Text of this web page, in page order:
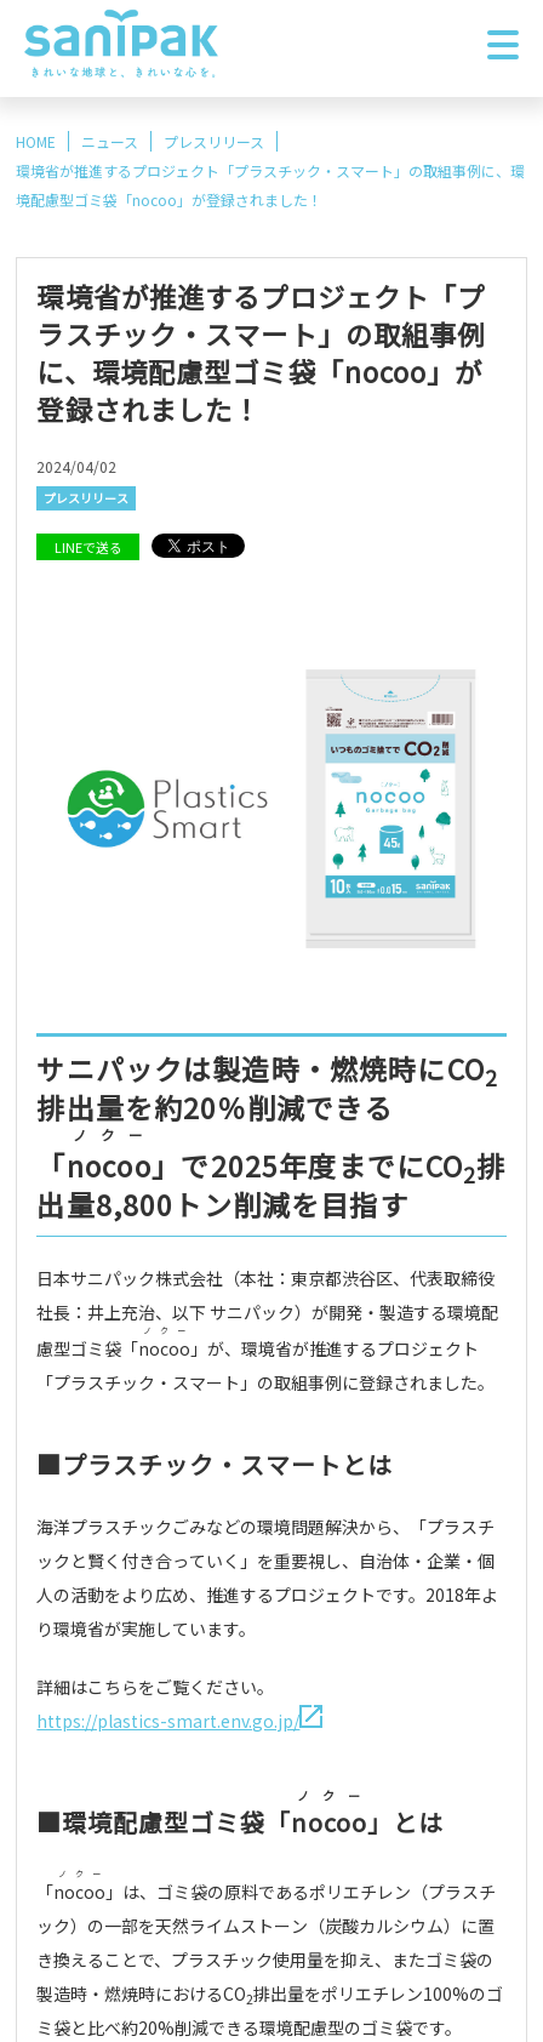
HOME ニュース
プレスリリース
環境省が推進するプロジェクト「プラスチック・スマート」の取組事例に、環
境配慮型ゴミ袋「nocoo」が登録されました！
環境省が推進するプロジェクト「プ
ラスチック・スマート」の取組事例
に、環境配慮型ゴミ袋「nocoo」が
登録されました！
2024/04/02
プレスリリース
LINEで送る
サニパックは製造時・燃焼時にCO2
排出量を約20％削減できる
「nocoo
ノクー
」で2025年度までにCO2排
出量8,800トン削減を目指す
日本サニパック株式会社（本社：東京都渋谷区、代表取締役
社長：井上充治、以下 サニパック）が開発・製造する環境配
慮型ゴミ袋「nocoo
ノクー
」が、環境省が推進するプロジェクト
「プラスチック・スマート」の取組事例に登録されました。
■プラスチック・スマートとは
海洋プラスチックごみなどの環境問題解決から、「プラスチ
ックと賢く付き合っていく」を重要視し、自治体・企業・個
人の活動をより広め、推進するプロジェクトです。2018年よ
り環境省が実施しています。
詳細はこちらをご覧ください。
https://plastics-smart.env.go.jp/
■環境配慮型ゴミ袋「nocoo
ノクー
」とは
「nocoo
ノクー
」は、ゴミ袋の原料であるポリエチレン（プラスチ
ック）の一部を天然ライムストーン（炭酸カルシウム）に置
き換えることで、プラスチック使用量を抑え、またゴミ袋の
製造時・燃焼時におけるCO2排出量をポリエチレン100%のゴ
ミ袋と比べ約20%削減できる環境配慮型のゴミ袋です。